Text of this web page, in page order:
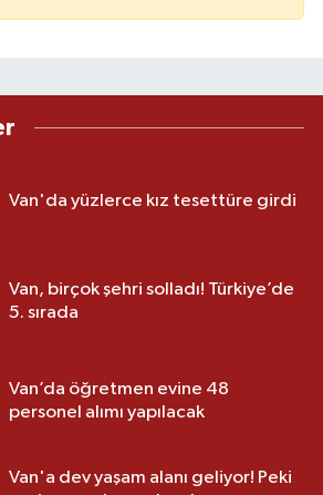
Van'da yüzlerce kız tesettüre girdi
Van, birçok şehri solladı! Türkiye’de
5. sırada
Van’da öğretmen evine 48
personel alımı yapılacak
Van'a dev yaşam alanı geliyor! Peki